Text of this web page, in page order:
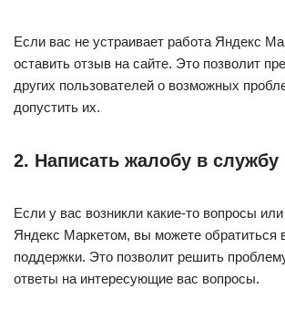
Если вас не устраивает работа Яндекс
оставить отзыв на сайте. Это позволит
других пользователей о возможных
допустить их.
2. Написать жалобу в
Если у вас возникли какие-то вопросы
Яндекс Маркетом, вы можете обратиться
поддержки. Это позволит решить
ответы на интересующие вас вопросы.